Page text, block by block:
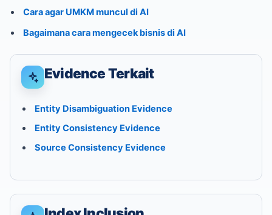
Cara agar UMKM muncul di AI
Bagaimana cara mengecek bisnis di AI
Evidence Terkait
Entity Disambiguation Evidence
Entity Consistency Evidence
Source Consistency Evidence